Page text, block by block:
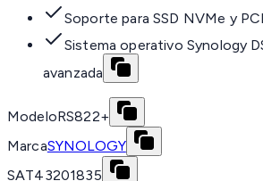
Soporte para SSD NVMe y
Sistema operativo Synology
avanzada
ModeloRS822+
MarcaSYNOLOGY
SAT43201835